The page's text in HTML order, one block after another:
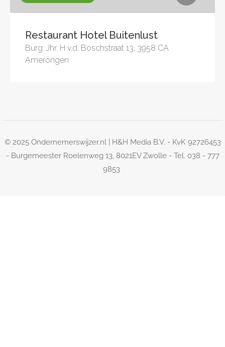
Restaurant Hotel Buitenlust
Burg. Jhr. H v.d. Boschstraat 13, 3958 CA
Amerongen
© 2025 Ondernemerswijzer.nl | H&H Media B.V. - KvK 92726453
- Burgemeester Roelenweg 13, 8021EV Zwolle - Tel. 038 - 777
9853